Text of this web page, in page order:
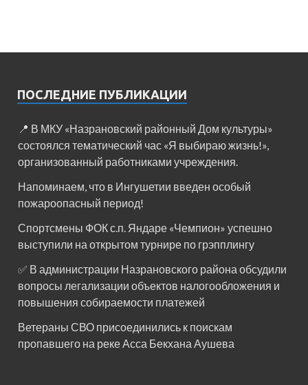
ПОСЛЕДНИЕ ПУБЛИКАЦИИ
📍 В МКУ «Назрановский районный Дом культуры»
состоялся тематический час «Я выбираю жизнь!»,
организованный работниками учреждения.
Напоминаем, что в Ингушетии введен особый
пожароопасный период!⁣⁣⠀
Спортсмены ФОК с.п. Яндаре «Чемпион» успешно
выступили на открытом турнире по грэпплингу
✅ В администрации Назрановского района обсудили
вопросы легализации объектов налогообложения и
повышения собираемости платежей
Ветераны СВО присоединились к поискам
пропавшего на реке Асса Бекхана Аушева